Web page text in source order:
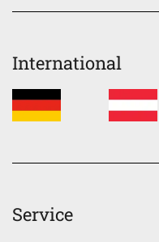
International
Service